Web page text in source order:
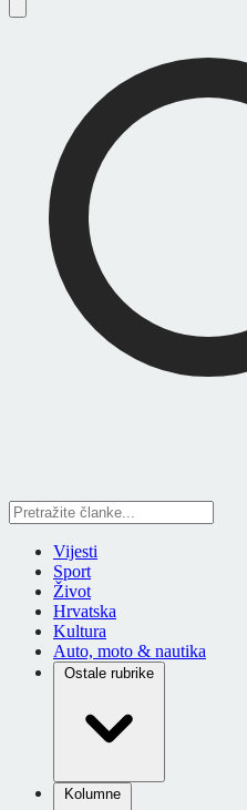
Vijesti
Sport
Život
Hrvatska
Kultura
Auto, moto & nautika
Ostale rubrike
Kolumne